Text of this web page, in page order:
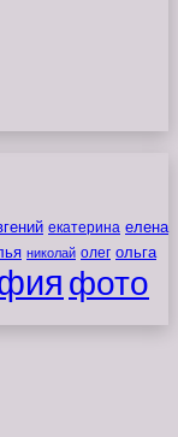
екатерина елена
николай олег ольга
фото